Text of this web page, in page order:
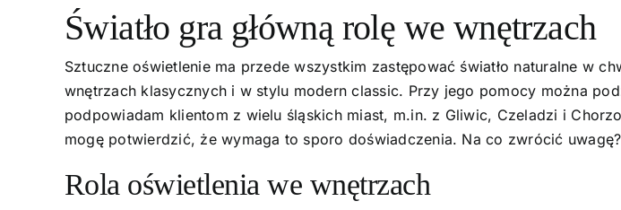
Światło gra główną rolę we wnętrzach
Sztuczne oświetlenie ma przede wszystkim zastępować światło naturalne w
wnętrzach klasycznych i w stylu modern classic. Przy jego pomocy można
podpowiadam klientom z wielu śląskich miast, m.in. z Gliwic, Czeladzi i
mogę potwierdzić, że wymaga to sporo doświadczenia. Na co zwrócić uwagę?
Rola oświetlenia we wnętrzach